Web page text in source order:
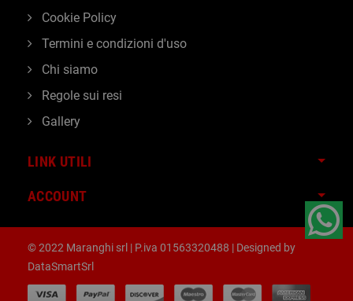
LINK UTILI
ACCOUNT
Cookie Policy
Termini e condizioni d'uso
Chi siamo
Regole sui resi
Gallery
© 2022 Maranghi srl | P.iva 01563320488 | Designed by
DataSmartSrl